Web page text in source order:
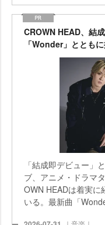
CROWN HEAD、結
「Wonder」ととも
「結成即デビュー」
ブ、アニメ・ドラマ
OWN HEADは着実に
いる。最新曲「